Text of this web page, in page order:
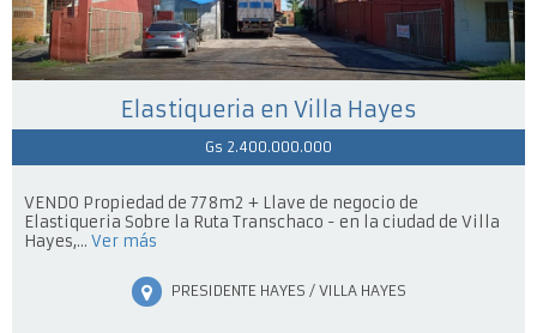
Elastiqueria en Villa Hayes
Gs 2.400.000.000
VENDO Propiedad de 778m2 + Llave de negocio de
Elastiqueria Sobre la Ruta Transchaco - en la ciudad de Villa
Hayes,... Ver más
PRESIDENTE HAYES / VILLA HAYES